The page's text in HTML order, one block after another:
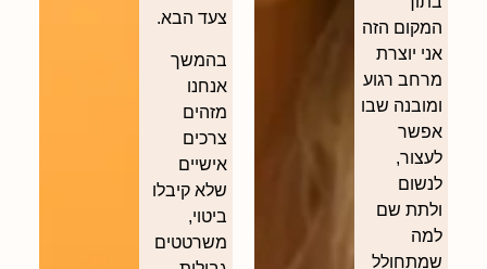
המקום הזה
אני יוצרת
מרחב רגוע
ומובנה שבו
אפשר
לעצור,
לנשום
ולתת שם
למה
שמתחולל
צעד הבא.
בהמשך
אנחנו
מזהים
צרכים
אישיים
שלא קיבלו
ביטוי,
משרטטים